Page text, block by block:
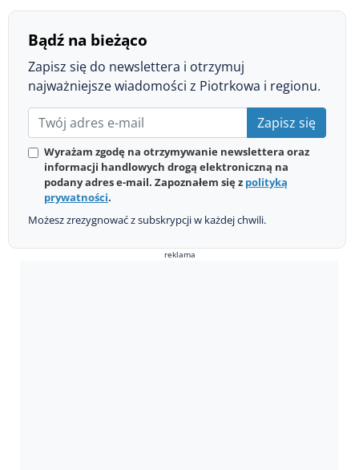
Bądź na bieżąco
Zapisz się do newslettera i otrzymuj
najważniejsze wiadomości z Piotrkowa i regionu.
Zapisz się
Wyrażam zgodę na otrzymywanie newslettera oraz
informacji handlowych drogą elektroniczną na
podany adres e-mail. Zapoznałem się z polityką
prywatności.
Możesz zrezygnować z subskrypcji w każdej chwili.
reklama